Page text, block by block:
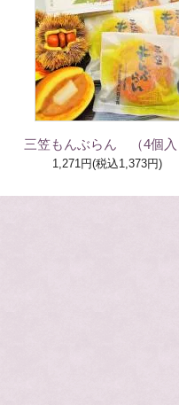
三笠もんぶらん （4個
1,271円(税込1,373円)